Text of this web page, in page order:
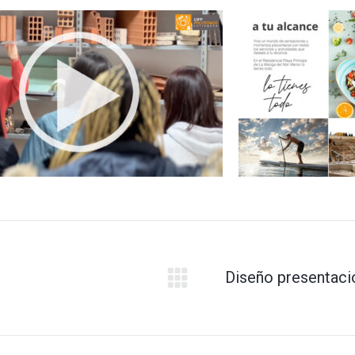
corporativo Centro de
CIFP Politécnico de
Cartagena
y Vídeo Publicitario,Multimedia
Diseño
Diseño